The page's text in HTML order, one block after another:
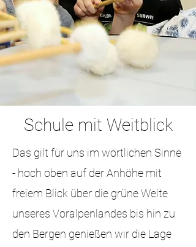
Schule mit Weitblick
Das gilt für uns im wörtlichen Sinne
- hoch oben auf der Anhöhe mit
freiem Blick über die grüne Weite
unseres Voralpenlandes bis hin zu
den Bergen genießen wir die Lage